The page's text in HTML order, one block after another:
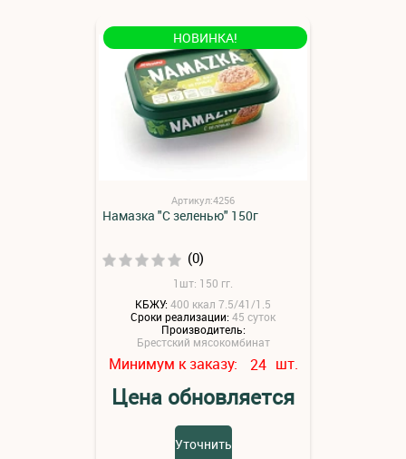
НОВИНКА!
Артикул:4256
Намазка "С зеленью" 150г
(0)
1шт: 150 гг.
КБЖУ:400 ккал 7.5/41/1.5
Сроки реализации:45 суток
Производитель:
Брестский мясокомбинат
Минимум к заказу: 24 шт.
Цена обновляется
Уточнить